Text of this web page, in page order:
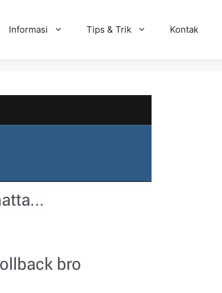
Informasi Tips & Trik Kontak